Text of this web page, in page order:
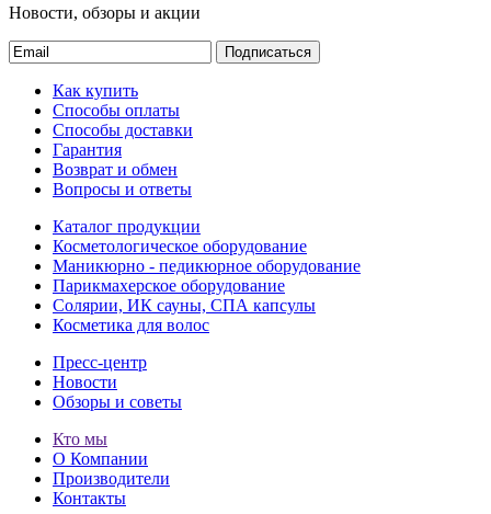
Новости, обзоры и акции
Подписаться
Как купить
Способы оплаты
Способы доставки
Гарантия
Возврат и обмен
Вопросы и ответы
Каталог продукции
Косметологическое оборудование
Маникюрно - педикюрное оборудование
Парикмахерское оборудование
Солярии, ИК сауны, СПА капсулы
Косметика для волос
Пресс-центр
Новости
Обзоры и советы
Кто мы
О Компании
Производители
Контакты